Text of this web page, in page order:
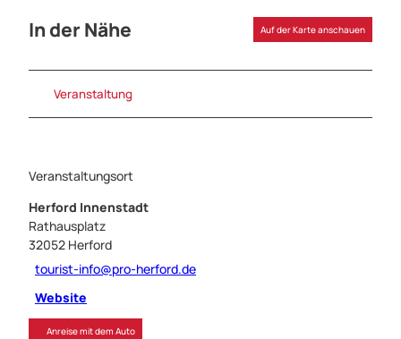
In der Nähe Auf der Karte anschauen
Veranstaltung
Veranstaltungsort
Herford Innenstadt
Rathausplatz
32052 Herford
tourist-info@pro-herford.de
Website
Anreise mit dem Auto